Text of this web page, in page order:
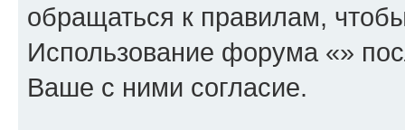
обращаться к правилам,
Использование форума «»
Ваше с ними согласие.